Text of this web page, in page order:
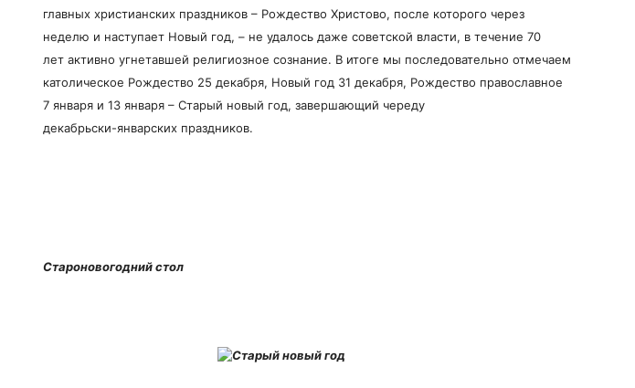
главных христианских праздников – Рождество Христово, после которого через
неделю и наступает Новый год, – не удалось даже советской власти, в течение 70
лет активно угнетавшей религиозное сознание. В итоге мы последовательно отмечаем
католическое Рождество 25 декабря, Новый год 31 декабря, Рождество православное
7 января и 13 января – Старый новый год, завершающий череду
декабрьски-январских праздников.
Староновогодний стол